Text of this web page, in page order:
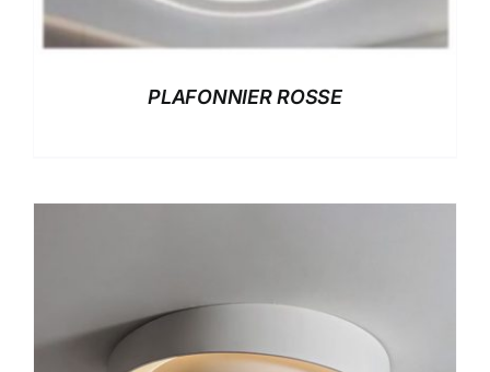
PLAFONNIER ROSSE